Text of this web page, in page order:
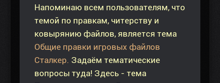
Напоминаю всем пользователям, что
темой по правкам, читерству и
ковырянию файлов, является тема
Общие правки игровых файлов
Сталкер. Задаём тематические
вопросы туда! Здесь - тема